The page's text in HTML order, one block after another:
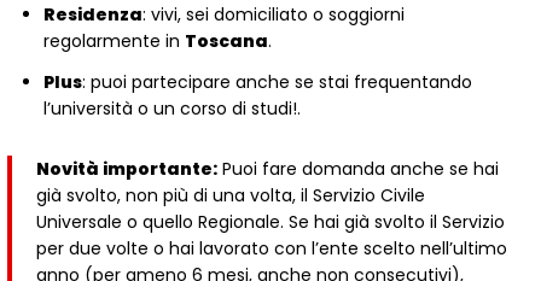
Residenza: vivi, sei domiciliato o soggiorni
regolarmente in Toscana.
Plus: puoi partecipare anche se stai frequentando
l’università o un corso di studi!.
Novità importante: Puoi fare domanda anche se hai
già svolto, non più di una volta, il Servizio Civile
Universale o quello Regionale. Se hai già svolto il Servizio
per due volte o hai lavorato con l’ente scelto nell’ultimo
anno (per ameno 6 mesi, anche non consecutivi),